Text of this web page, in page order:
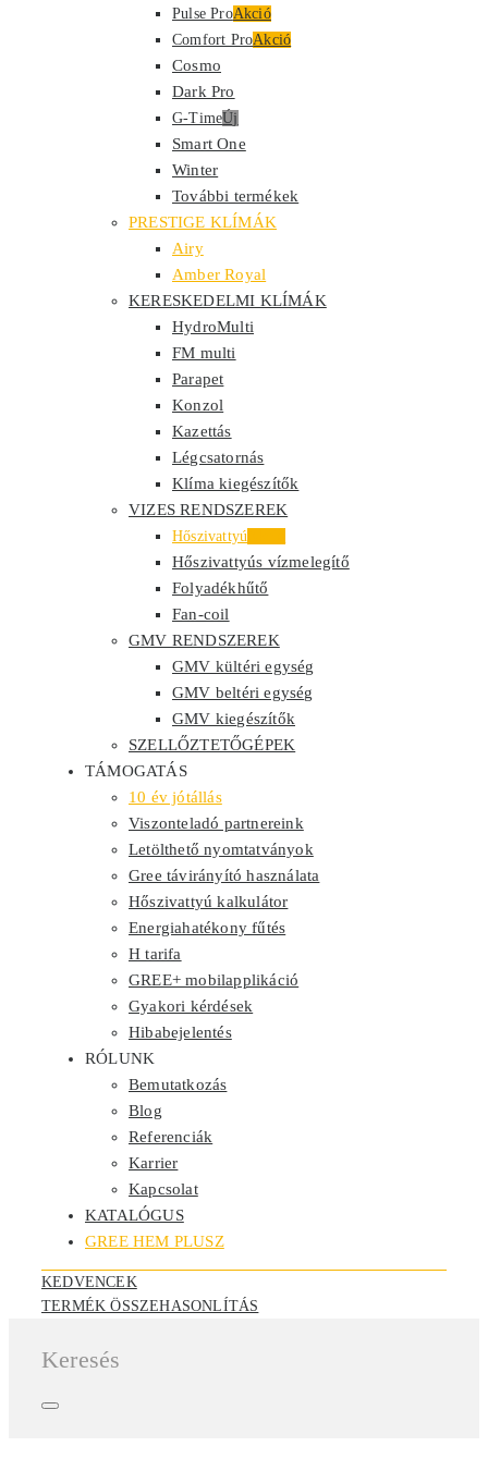
Pulse ProAkció
Comfort ProAkció
Cosmo
Dark Pro
G-TimeÚj
Smart One
Winter
További termékek
PRESTIGE KLÍMÁK
Airy
Amber Royal
KERESKEDELMI KLÍMÁK
HydroMulti
FM multi
Parapet
Konzol
Kazettás
Légcsatornás
Klíma kiegészítők
VIZES RENDSZEREK
Hőszivattyú
Hőszivattyús vízmelegítő
Folyadékhűtő
Fan-coil
GMV RENDSZEREK
GMV kültéri egység
GMV beltéri egység
GMV kiegészítők
SZELLŐZTETŐGÉPEK
TÁMOGATÁS
10 év jótállás
Viszonteladó partnereink
Letölthető nyomtatványok
Gree távirányító használata
Hőszivattyú kalkulátor
Energiahatékony fűtés
H tarifa
GREE+ mobilapplikáció
Gyakori kérdések
Hibabejelentés
RÓLUNK
Bemutatkozás
Blog
Referenciák
Karrier
Kapcsolat
KATALÓGUS
GREE HEM PLUSZ
KEDVENCEK
TERMÉK ÖSSZEHASONLÍTÁS
Keresés